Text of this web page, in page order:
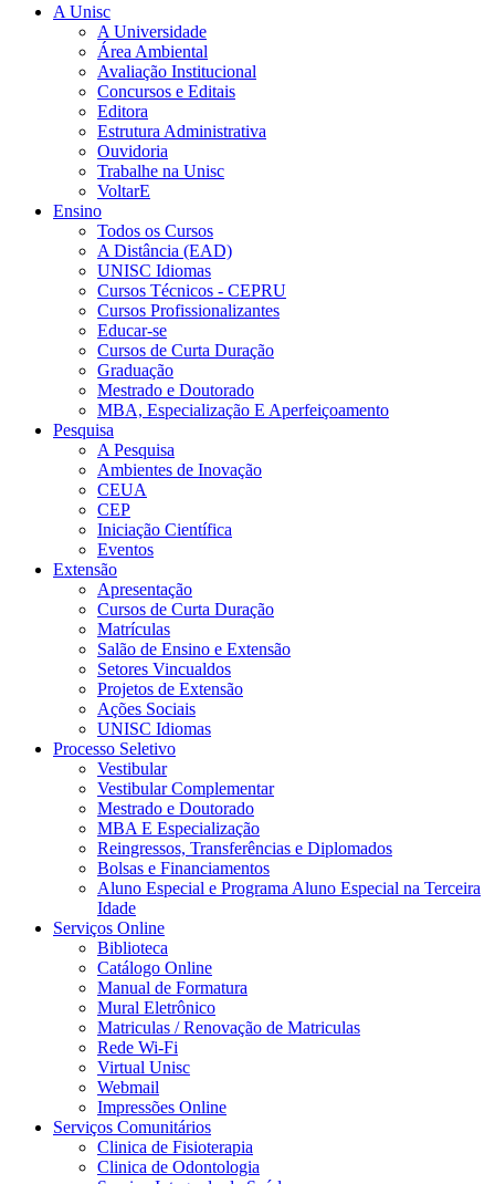
A Unisc
A Universidade
Área Ambiental
Avaliação Institucional
Concursos e Editais
Editora
Estrutura Administrativa
Ouvidoria
Trabalhe na Unisc
VoltarE
Ensino
Todos os Cursos
A Distância (EAD)
UNISC Idiomas
Cursos Técnicos - CEPRU
Cursos Profissionalizantes
Educar-se
Cursos de Curta Duração
Graduação
Mestrado e Doutorado
MBA, Especialização E Aperfeiçoamento
Pesquisa
A Pesquisa
Ambientes de Inovação
CEUA
CEP
Iniciação Científica
Eventos
Extensão
Apresentação
Cursos de Curta Duração
Matrículas
Salão de Ensino e Extensão
Setores Vincualdos
Projetos de Extensão
Ações Sociais
UNISC Idiomas
Processo Seletivo
Vestibular
Vestibular Complementar
Mestrado e Doutorado
MBA E Especialização
Reingressos, Transferências e Diplomados
Bolsas e Financiamentos
Aluno Especial e Programa Aluno Especial na Terceira
Idade
Serviços Online
Biblioteca
Catálogo Online
Manual de Formatura
Mural Eletrônico
Matriculas / Renovação de Matriculas
Rede Wi-Fi
Virtual Unisc
Webmail
Impressões Online
Serviços Comunitários
Clinica de Fisioterapia
Clinica de Odontologia